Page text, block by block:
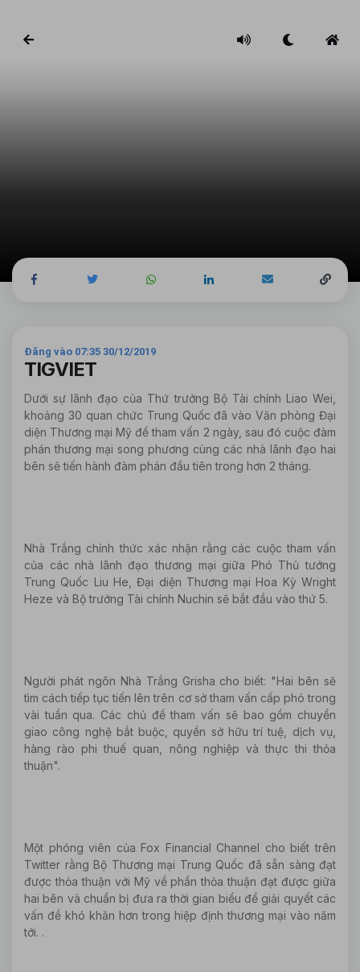
Đăng vào 07:35 30/12/2019
TIGVIET
Dưới sự lãnh đạo của Thứ trưởng Bộ Tài chính Liao Wei,
khoảng 30 quan chức Trung Quốc đã vào Văn phòng Đại
diện Thương mại Mỹ để tham vấn 2 ngày, sau đó cuộc đàm
phán thương mại song phương cùng các nhà lãnh đạo hai
bên sẽ tiến hành đàm phán đầu tiên trong hơn 2 tháng.
Nhà Trắng chính thức xác nhận rằng các cuộc tham vấn
của các nhà lãnh đạo thương mại giữa Phó Thủ tướng
Trung Quốc Liu He, Đại diện Thương mại Hoa Kỳ Wright
Heze và Bộ trưởng Tài chính Nuchin sẽ bắt đầu vào thứ 5.
Người phát ngôn Nhà Trắng Grisha cho biết: "Hai bên sẽ
tìm cách tiếp tục tiến lên trên cơ sở tham vấn cấp phó trong
vài tuần qua. Các chủ đề tham vấn sẽ bao gồm chuyển
giao công nghệ bắt buộc, quyền sở hữu trí tuệ, dịch vụ,
hàng rào phi thuế quan, nông nghiệp và thực thi thỏa
thuận".
Một phóng viên của Fox Financial Channel cho biết trên
Twitter rằng Bộ Thương mại Trung Quốc đã sẵn sàng đạt
được thỏa thuận với Mỹ về phần thỏa thuận đạt được giữa
hai bên và chuẩn bị đưa ra thời gian biểu để giải quyết các
vấn đề khó khăn hơn trong hiệp định thương mại vào năm
tới. .